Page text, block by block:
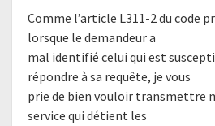
Comme l’article L311-2 du code
lorsque le demandeur a
mal identifié celui qui est
répondre à sa requête, je vous
prie de bien vouloir transmettre
service qui détient les